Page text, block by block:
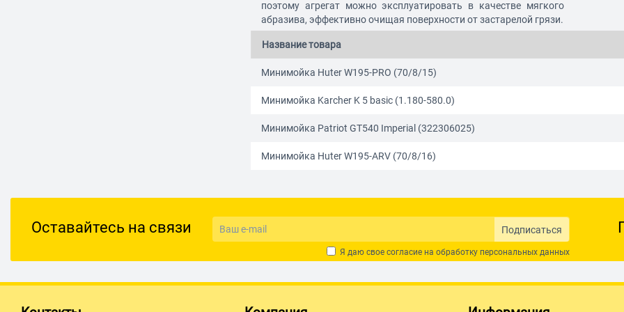
поэтому агрегат можно эксплуатировать в качестве мягкого
абразива, эффективно очищая поверхности от застарелой грязи.
Название товара
Минимойка Huter W195-PRO (70/8/15)
Минимойка Karcher K 5 basic (1.180-580.0)
Минимойка Patriot GT540 Imperial (322306025)
Минимойка Huter W195-ARV (70/8/16)
Оставайтесь на связи Подписаться
Я даю свое согласие на обработку персональных данных